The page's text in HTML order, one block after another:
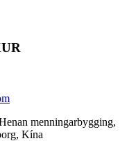
menningarbygging,
Kína